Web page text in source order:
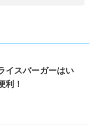
イスバーガーはい
利！